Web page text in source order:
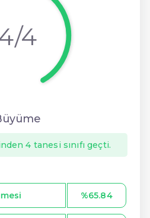
4
4 tanesi sınıfı geçti.
%65.84